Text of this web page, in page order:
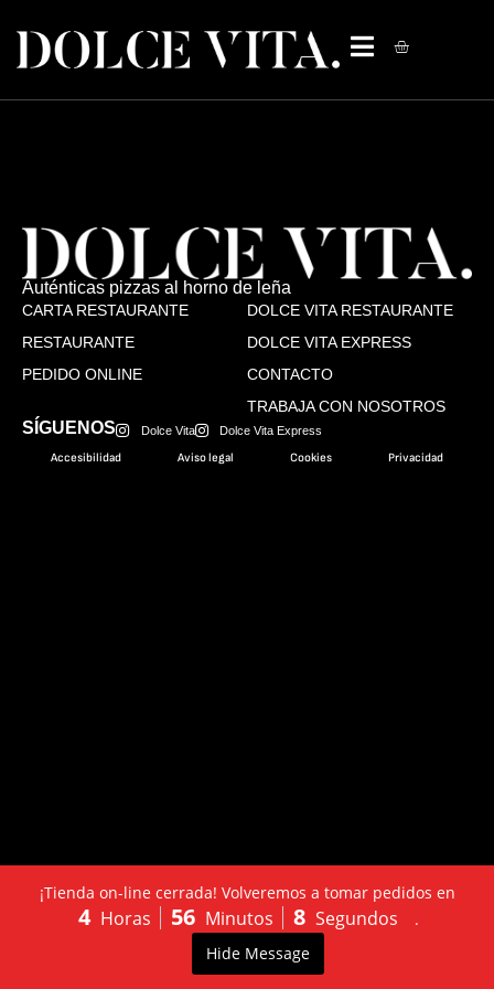
Auténticas pizzas al horno de leña
CARTA RESTAURANTE
RESTAURANTE
PEDIDO ONLINE
DOLCE VITA RESTAURANTE
DOLCE VITA EXPRESS
CONTACTO
TRABAJA CON NOSOTROS
SÍGUENOS Dolce Vita Dolce Vita Express
Accesibilidad Aviso legal Cookies Privacidad
PEDIDO
ONLINE
¡Tienda on-line cerrada! Volveremos a tomar pedidos en
4 Horas 56 Minutos 8 Segundos
.
Hide Message